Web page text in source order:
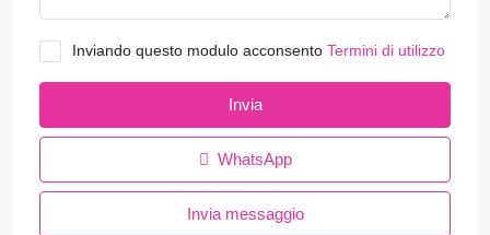
Inviando questo modulo acconsento Termini di utilizzo
Invia
WhatsApp
Invia messaggio